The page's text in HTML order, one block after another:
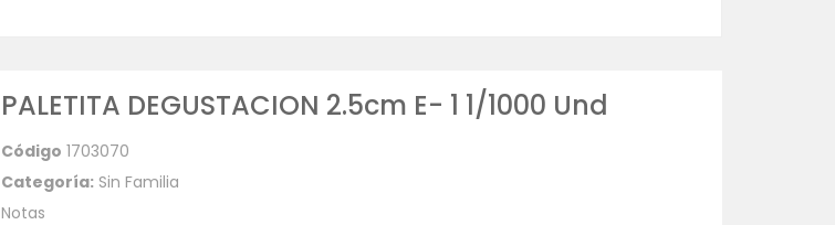
PALETITA DEGUSTACION 2.5cm E- 1 1/1000 Und
Código 1703070
Categoría: Sin Familia
Notas